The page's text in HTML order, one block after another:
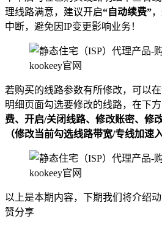
理线路满意，建议开启“自动续费”
中断，避免因IP变更影响业务！
若购买的线路参数有所修改，可以
明细页面勾选要修改的线路，在下
费、开启/关闭线路、修改账密、修
（修改当前勾选线路带宽/专线加速入
以上是本期内容，下期我们将介绍
赞分享